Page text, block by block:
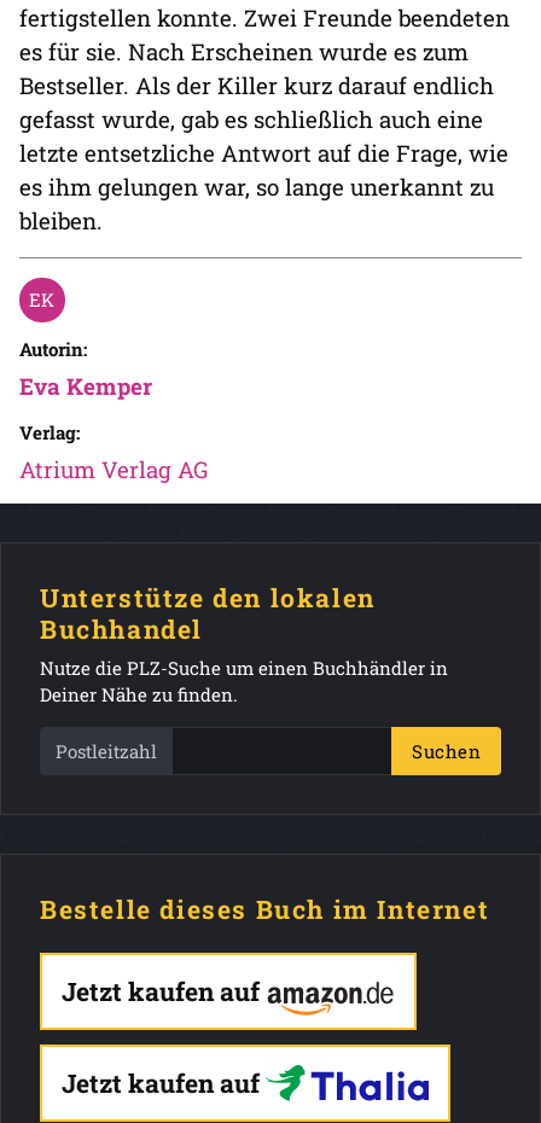
fertigstellen konnte. Zwei Freunde beendeten
es für sie. Nach Erscheinen wurde es zum
Bestseller. Als der Killer kurz darauf endlich
gefasst wurde, gab es schließlich auch eine
letzte entsetzliche Antwort auf die Frage, wie
es ihm gelungen war, so lange unerkannt zu
bleiben.
Autorin:
Eva Kemper
Verlag:
Atrium Verlag AG
Unterstütze den lokalen
Buchhandel
Nutze die PLZ-Suche um einen Buchhändler in
Deiner Nähe zu finden.
Postleitzahl Suchen
Bestelle dieses Buch im Internet
Jetzt kaufen auf
Jetzt kaufen auf